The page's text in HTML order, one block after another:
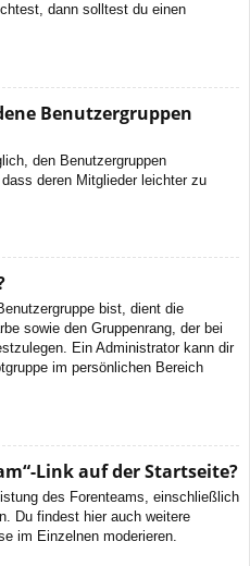
dann solltest du einen
Benutzergruppen
den Benutzergruppen
deren Mitglieder leichter zu
bist, dient die
sowie den Gruppenrang, der bei
Ein Administrator kann dir
im persönlichen Bereich
Link auf der Startseite?
des Forenteams, einschließlich
Du findest hier auch weitere
im Einzelnen moderieren.